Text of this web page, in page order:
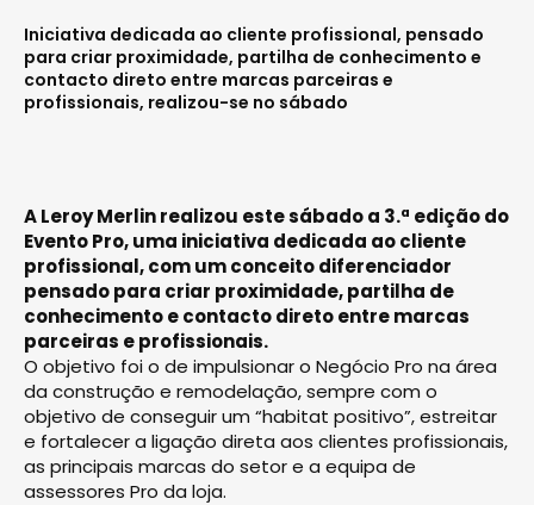
Iniciativa dedicada ao cliente profissional, pensado
para criar proximidade, partilha de conhecimento e
contacto direto entre marcas parceiras e
profissionais, realizou-se no sábado
A Leroy Merlin realizou este sábado a 3.ª edição do
Evento Pro, uma iniciativa dedicada ao cliente
profissional, com um conceito diferenciador
pensado para criar proximidade, partilha de
conhecimento e contacto direto entre marcas
parceiras e profissionais.
O objetivo foi o de impulsionar o Negócio Pro na área
da construção e remodelação, sempre com o
objetivo de conseguir um “habitat positivo”, estreitar
e fortalecer a ligação direta aos clientes profissionais,
as principais marcas do setor e a equipa de
assessores Pro da loja.